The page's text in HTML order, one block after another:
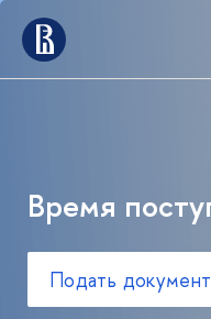
Время
Подать